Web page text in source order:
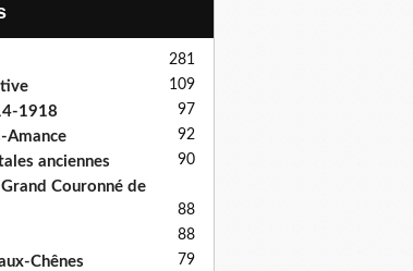
281
109
1918 97
Amance 92
anciennes 90
Couronné de
88
88
Chênes 79